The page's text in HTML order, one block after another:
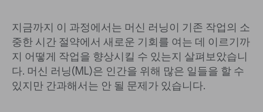
지금까지 이 과정에서는 머신 러닝이 기존 작업의 소
중한 시간 절약에서 새로운 기회를 여는 데 이르기까
지 어떻게 작업을 향상시킬 수 있는지 살펴보았습니
다. 머신 러닝(ML)은 인간을 위해 많은 일들을 할 수
있지만 간과해서는 안 될 문제가 있습니다.